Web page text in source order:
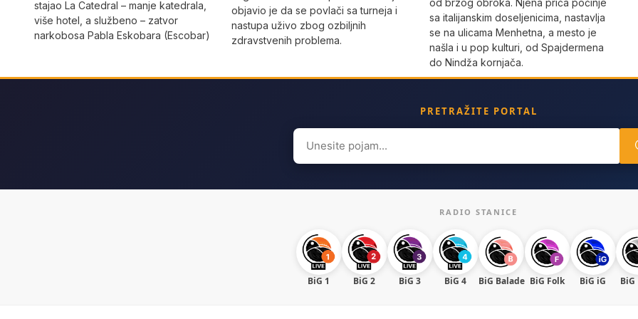
stajao La Catedral – manje katedrala,
više hotel, a službeno – zatvor
narkobosa Pabla Eskobara (Escobar)
objavio je da se povlači sa turneja i
nastupa uživo zbog ozbiljnih
zdravstvenih problema.
sa italijanskim doseljenicima, nastavlja
se na ulicama Menhetna, a mesto je
našla i u pop kulturi, od Spajdermena
do Nindža kornjača.
PRETRAŽITE PORTAL
Search
for:
RADIO STANICE
BiG 1 BiG 2 BiG 3 BiG 4 BiG Balade BiG Folk BiG iG BiG